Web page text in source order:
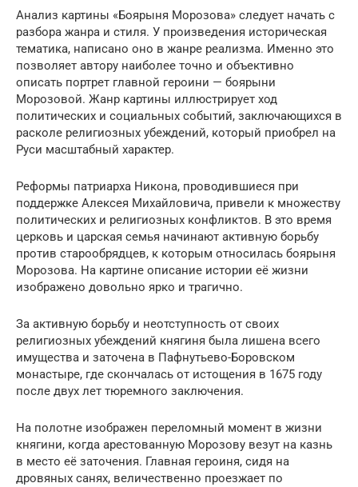
Анализ картины «Боярыня Морозова» следует начать с
разбора жанра и стиля. У произведения историческая
тематика, написано оно в жанре реализма. Именно это
позволяет автору наиболее точно и объективно
описать портрет главной героини — боярыни
Морозовой. Жанр картины иллюстрирует ход
политических и социальных событий, заключающихся в
расколе религиозных убеждений, который приобрел на
Руси масштабный характер.
Реформы патриарха Никона, проводившиеся при
поддержке Алексея Михайловича, привели к множеству
политических и религиозных конфликтов. В это время
церковь и царская семья начинают активную борьбу
против старообрядцев, к которым относилась боярыня
Морозова. На картине описание истории её жизни
изображено довольно ярко и трагично.
За активную борьбу и неотступность от своих
религиозных убеждений княгиня была лишена всего
имущества и заточена в Пафнутьево-Боровском
монастыре, где скончалась от истощения в 1675 году
после двух лет тюремного заключения.
На полотне изображен переломный момент в жизни
княгини, когда арестованную Морозову везут на казнь
в место её заточения. Главная героиня, сидя на
дровяных санях, величественно проезжает по